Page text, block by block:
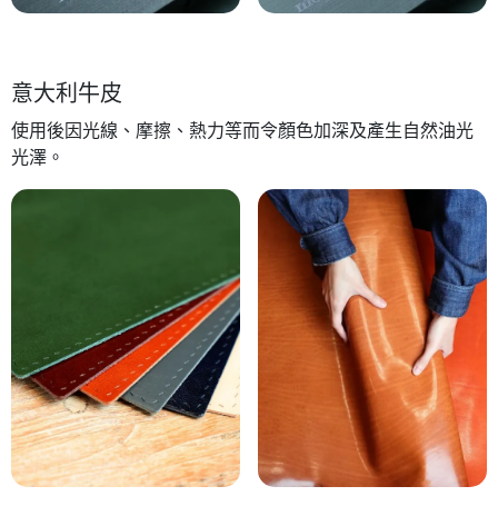
意大利牛皮
使用後因光線、摩擦、熱力等而令顏色加深及產生自然油光
光澤。